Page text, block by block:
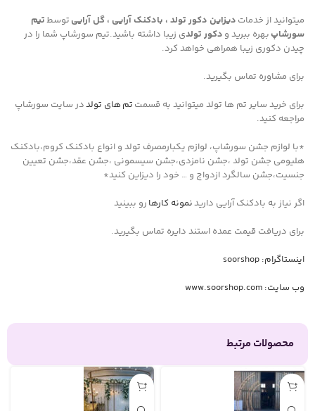
میتوانید از خدمات دیزاین دکور تولد ، بادکنک آرایی ، گل آرایی توسطتیم
سورشاپ بهره ببرید و دکور تولدی زیبا داشته باشید.تیم سورشاپ شما را در
چیدن دکوری زیبا همراهی خواهد کرد.
برای مشاوره تماس بگیرید.
برای خرید سایر تم ها تولد میتوانید به قسمت تم های تولددر سایت سورشاپ
مراجعه کنید.
*با لوازم جشن سورشاپ، لوازم یکبارمصرف تولد و انواع بادکنک کروم،بادکنک
هلیومی جشن تولد ،جشن نامزدی،جشن سیسمونی ،جشن عقد،جشن تعیین
جنسیت،جشن سالگرد ازدواج و … خود را دیزاین کنید*
اگر نیاز به بادکنک آرایی داریدنمونه کارها رو ببینید
برای دریافت قیمت عمده استند دایره تماس بگیرید.
اینستاگرام: soorshop
وب سایت: www.soorshop.com
محصولات مرتبط